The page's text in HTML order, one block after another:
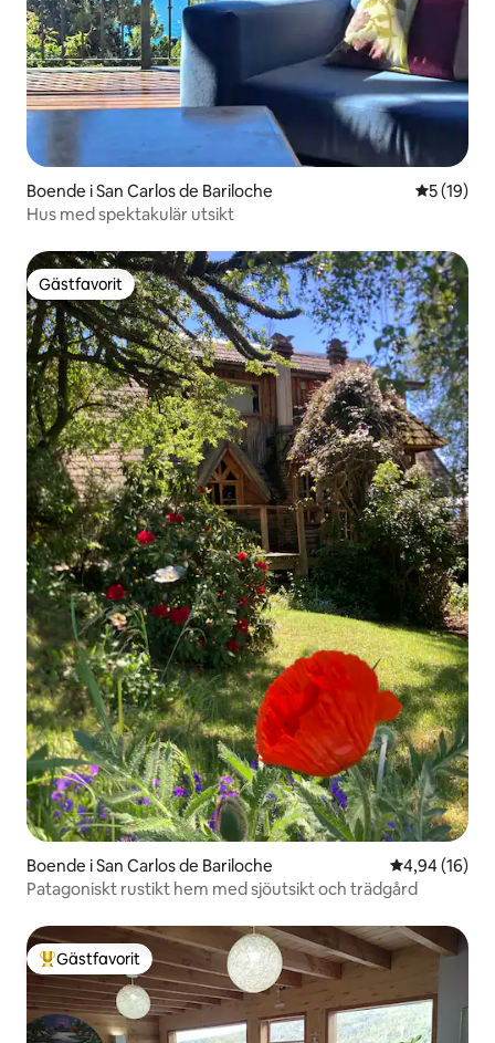
Boende i San Carlos de Bariloche 5 av 5 i
5 (19)
Hus med spektakulär utsikt
Gästfavorit
Gästfavorit
Boende i San Carlos de Bariloche 4,94 av 5 i
4,94 (16)
Patagoniskt rustikt hem med sjöutsikt och trädgård
Populär gästfavorit
Gästfavorit